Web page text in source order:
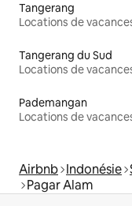
Tangerang
Locations de
Tangerang du Sud
Locations de
Pademangan
Locations de
Airbnb Indonésie
Pagar Alam